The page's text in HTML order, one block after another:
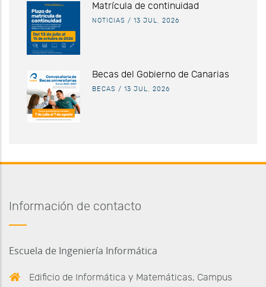
Matrícula de continuidad
NOTICIAS / 13 JUL, 2026
Becas del Gobierno de Canarias
BECAS / 13 JUL, 2026
Información de contacto
Escuela de Ingeniería Informática
Edificio de Informática y Matemáticas, Campus